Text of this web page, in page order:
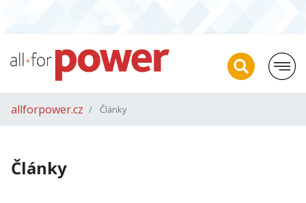
allforpower.cz Články
Články